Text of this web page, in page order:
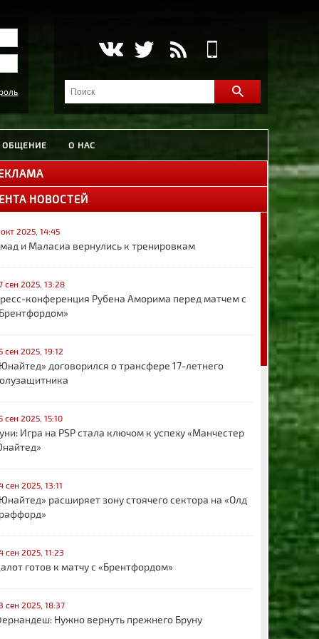
ОБЩЕНИЕ О НАС
НОВОСТЕЙ
2025, 14:45
и Маласиа вернулись к тренировкам
сен 2025, 13:28
конференция Рубена Аморима перед матчем с
сен 2025, 19:12
договорился о трансфере 17-летнего
сен 2025, 15:10
Игра на PSP стала ключом к успеху «Манчестер
сен 2025, 13:11
расширяет зону стоячего сектора на «Олд
сен 2025, 11:23
готов к матчу с «Брентфордом»
сен 2025, 18:37
Нужно вернуть прежнего Бруну